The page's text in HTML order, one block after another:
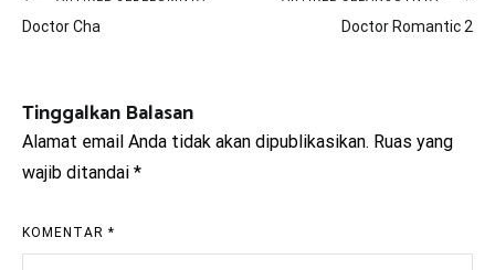
pos
Doctor Cha Doctor Romantic 2
Tinggalkan Balasan
Alamat email Anda tidak akan dipublikasikan. Ruas yang
wajib ditandai *
KOMENTAR *